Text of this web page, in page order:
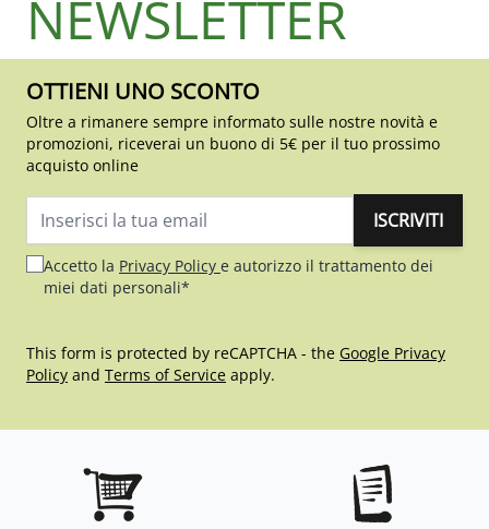
NEWSLETTER
OTTIENI UNO SCONTO
Oltre a rimanere sempre informato sulle nostre novità e
promozioni, riceverai un buono di 5€ per il tuo prossimo
acquisto online
ISCRIVITI
Accetto la Privacy Policy e autorizzo il trattamento dei
miei dati personali*
This form is protected by reCAPTCHA - the Google Privacy
Policy and Terms of Service apply.